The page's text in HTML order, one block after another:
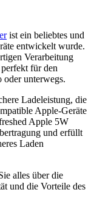
ist ein beliebtes und
entwickelt wurde.
Verarbeitung
für den
oder unterwegs.
Ladeleistung, die
Apple-Geräte
Apple 5W
und erfüllt
Laden
alles über die
und die Vorteile des